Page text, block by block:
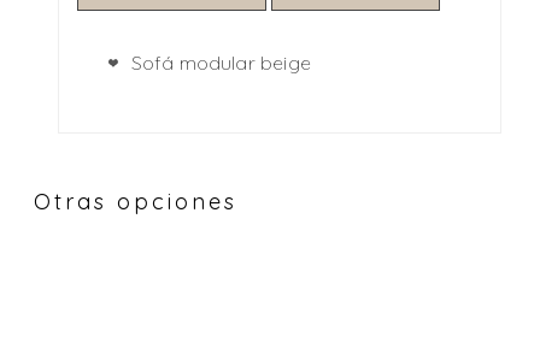
Sofá modular beige
Otras opciones